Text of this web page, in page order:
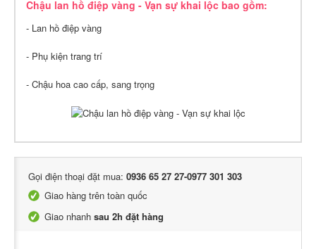
Chậu lan hồ điệp vàng - Vạn sự khai lộc bao gồm:
- Lan hồ điệp vàng
- Phụ kiện trang trí
- Chậu hoa cao cấp, sang trọng
Gọi điện thoại đặt mua: 0936 65 27 27-0977 301 303
Giao hàng trên toàn quốc
Giao nhanh sau 2h đặt hàng